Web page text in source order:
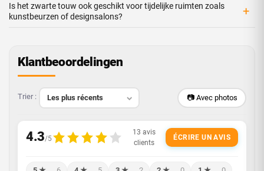
Is het zwarte touw ook geschikt voor tijdelijke ruimten zoals
kunstbeurzen of designsalons?
+
Klantbeoordelingen
Trier : 📷 Avec photos
ÉCRIRE UN AVIS